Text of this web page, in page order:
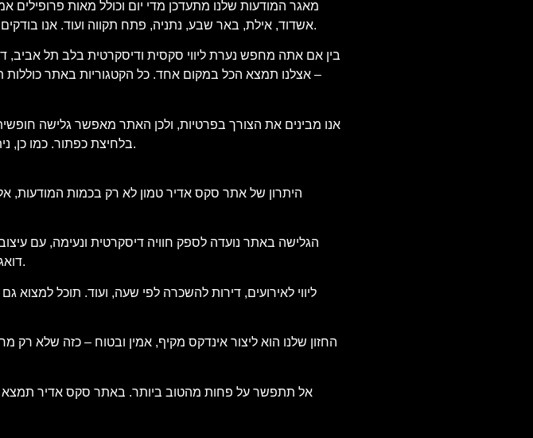
מאגר המודעות שלנו מתעדכן מדי יום וכולל מאות פרופילים
אשדוד, אילת, באר שבע, נתניה, פתח תקווה ועוד. אנו בודקים כל מודעה שמפורסמת, כדי להבטיח מידע מדויק ואמין, ולהעניק לך שקט נפשי וביטחון בבחירת השירות.
בין אם אתה מחפש נערת ליווי סקסית ודיסקרטית בלב תל אביב,
– אצלנו תמצא הכל במקום אחד. כל הקטגוריות באתר כוללות
אנו מבינים את הצורך בפרטיות, ולכן האתר מאפשר גלישה
בלחיצת כפתור. כמו כן, ניתן לשמור מודעות מועדפות, להוסיף לרשימת צפייה ולבצע סינון חכם שיתאים בדיוק למה שאתה מחפש.
היתרון של אתר סקס אדיר טמון לא רק בכמות המודעות,
הגלישה באתר נועדה לספק חוויה דיסקרטית ונעימה, עם
דואגים לכך שהאתר יפעל במהירות, ללא פרסומות קופצות מטרידות וללא תכנים מיותרים שיסיחו את דעתך.
החזון שלנו הוא ליצור אינדקס מקיף, אמין ובטוח – כזה שלא רק
אל תתפשר על פחות מהטוב ביותר. באתר סקס אדיר תמצא את